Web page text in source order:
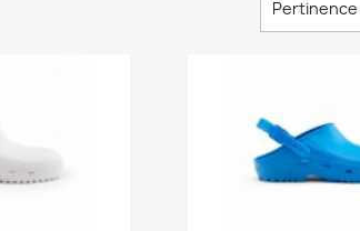
Pertinence